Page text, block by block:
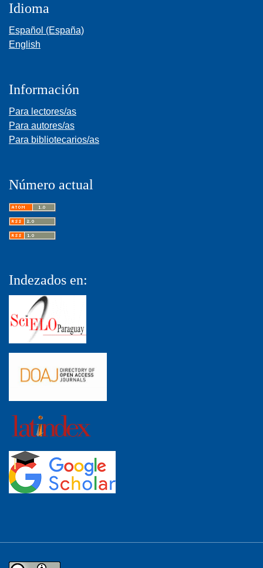
Idioma
Español (España)
English
Información
Para lectores/as
Para autores/as
Para bibliotecarios/as
Número actual
Indezados en: